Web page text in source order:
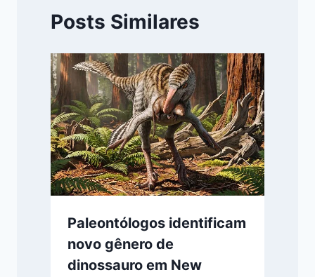
Posts Similares
Paleontólogos identificam
novo gênero de
dinossauro em New